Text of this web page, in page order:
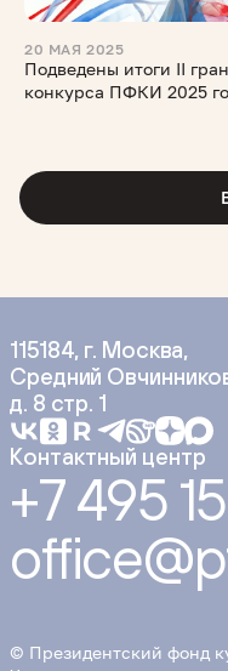
20 МАЯ 2025
Подведены итоги II
конкурса ПФКИ 2025
115184, г. Москва,
Средний
д. 8 стр. 1
Контактный центр
+7 495
© Президентский фонд